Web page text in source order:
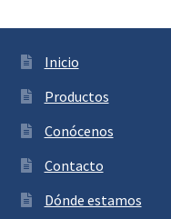
Inicio
Productos
Conócenos
Contacto
Dónde estamos